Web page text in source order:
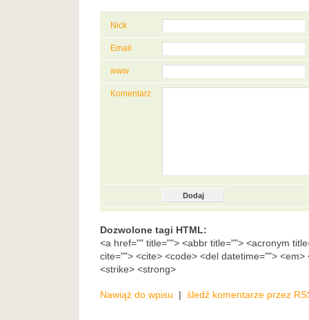
Nick
Email
www
Komentarz
Dozwolone tagi HTML:
<a href="" title=""> <abbr title=""> <acronym
cite=""> <cite> <code> <del datetime=""> <em>
<strike> <strong>
Nawiąż do wpisu śledź komentarze przez